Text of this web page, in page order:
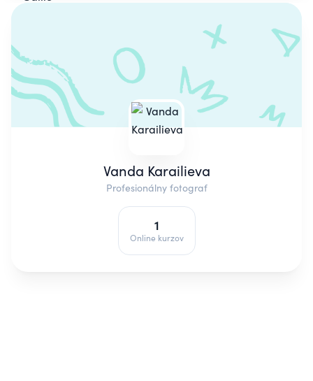
Vanda Karailieva
Profesionálny fotograf
1
Online kurzov